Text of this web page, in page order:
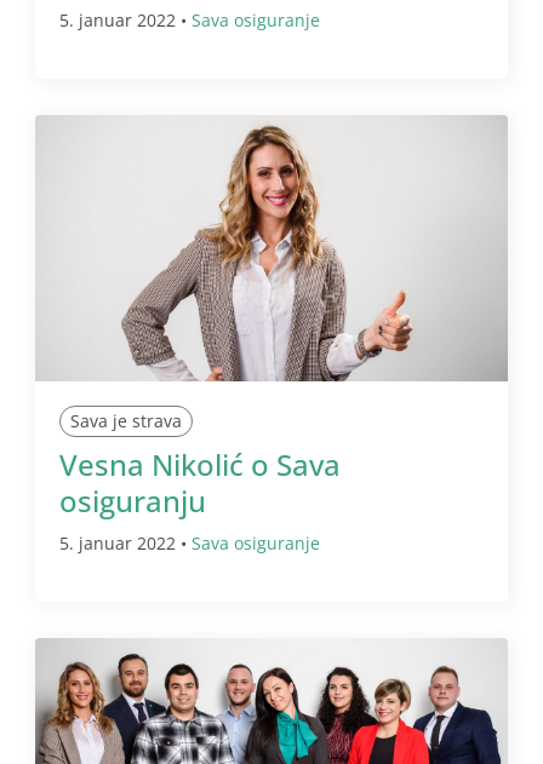
5. januar 2022 • Sava osiguranje
Sava je strava
Vesna Nikolić o Sava
osiguranju
5. januar 2022 • Sava osiguranje